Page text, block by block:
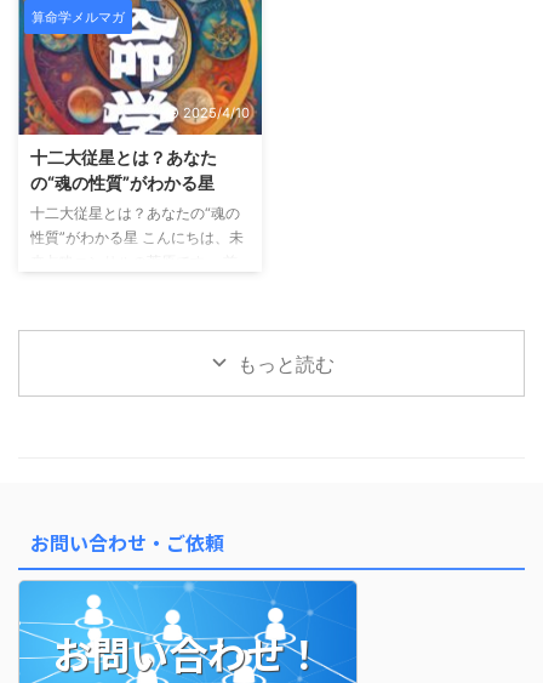
命」や「星の組み合わせ」を通し
て、 “どんな自分か”を知る方法を
お届けしてきました。 今回はそ
こから一歩踏み込み、「いつ動く
か？」という、 人生のタイミン
グの読み方＝運勢のリズムについ
てご紹介します。 運勢には“波”が
ある 算命学では、運の流れを大
きく2つに分けて見ます。 年運
（ねんうん）： 1年ごとのテー
算命学メルマガ
2025/4/10
十二大従星とは？あなた
の“魂の性質”がわかる星
十二大従星とは？あなたの“魂の
性質”がわかる星 こんにちは、未
行動パターンが変わるというお話
をしました。 今回はさらに深
表しています。 これが「十二大
従星」です。 この星を知ると、
なぜ自分はこう感じやすいのか ...
もっと読む
お問い合わせ・ご依頼
お問い合わせ！